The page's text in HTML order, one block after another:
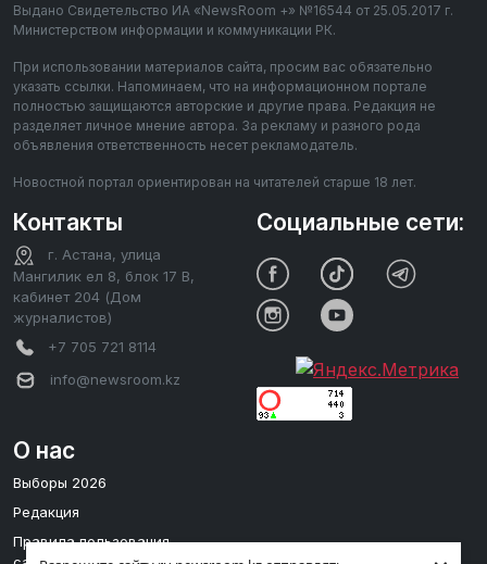
Выдано Свидетельство ИА «NewsRoom +» №16544 от 25.05.2017 г.
Министерством информации и коммуникации РК.
При использовании материалов сайта, просим вас обязательно
указать ссылки. Напоминаем, что на информационном портале
полностью защищаются авторские и другие права. Редакция не
разделяет личное мнение автора. За рекламу и разного рода
объявления ответственность несет рекламодатель.
Новостной портал ориентирован на читателей старше 18 лет.
Контакты
г. Астана, улица
Мангилик ел 8, блок 17 В,
кабинет 204 (Дом
журналистов)
+7 705 721 8114
info@newsroom.kz
О нас
Выборы 2026
Редакция
Правила пользования
Социальные сети: